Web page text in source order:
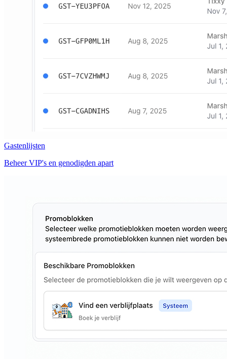
Gastenlijsten
Beheer VIP's en genodigden apart